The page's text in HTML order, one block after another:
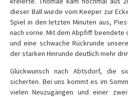
dieser Ball wurde vom Keeper zur
Spiel in den letzten Minuten aus,
nach vorne. Mit dem Abpfiff beendete
und eine schwache Rückrunde
der starken Hinrunde deutlich mehr
Glückwunsch nach Abtsdorf, die
sicherten. Bei uns kommt es im
vielen Neuzugängen und einer